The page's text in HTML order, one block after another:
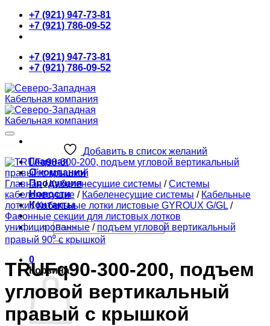
Skip
content
+7 (921) 947-73-81
+7 (921) 786-09-52
+7 (921) 947-73-81
+7 (921) 786-09-52
Главная
О компании
Продукция
Новости
Контакты
Искать:
0
Корзина
Добавить в список желаний
Главная / Кабеленесущие системы / Системы
кабеленесущие / Кабеленесущие системы / Кабельные
лотки / Кабельные лотки листовые GYROUX G/GL /
Фасонные секции для листовых лотков
унифицированные / подъем угловой вертикальный
правый 90⁰ с крышкой
TRUFq90-300-200, подъем
угловой вертикальный
правый с крышкой